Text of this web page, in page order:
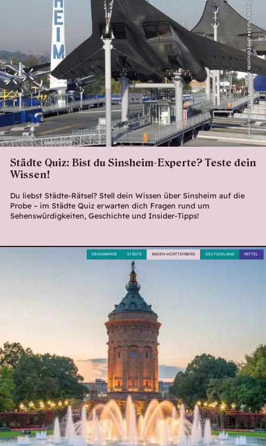
Tupolev Tu-144 und Concorde / Technik Museum Sinsheim
Städte Quiz: Bist du Sinsheim-Experte? Teste dein
Wissen!
Du liebst Städte-Rätsel? Stell dein Wissen über Sinsheim auf die
Probe – im Städte Quiz erwarten dich Fragen rund um
Sehenswürdigkeiten, Geschichte und Insider-Tipps!
MITTEL
DEUTSCHLAND
BADEN-WÜRTTEMBERG
STÄDTE
GEOGRAPHIE